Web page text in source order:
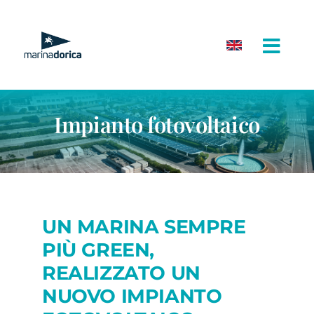
contenuto
Impianto fotovoltaico
UN MARINA SEMPRE
PIÙ GREEN,
REALIZZATO UN
NUOVO IMPIANTO